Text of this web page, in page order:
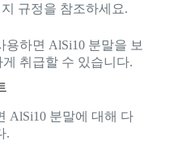
규정을 참조하세요.
용하면 AlSi10 분말을 보
취급할 수 있습니다.
AlSi10 분말에 대해 다
.